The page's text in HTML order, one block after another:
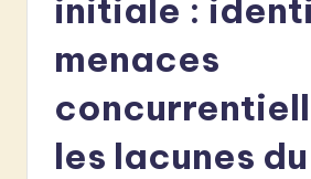
initiale :
menaces
les lacunes du